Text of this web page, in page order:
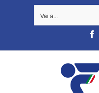
Vai a...